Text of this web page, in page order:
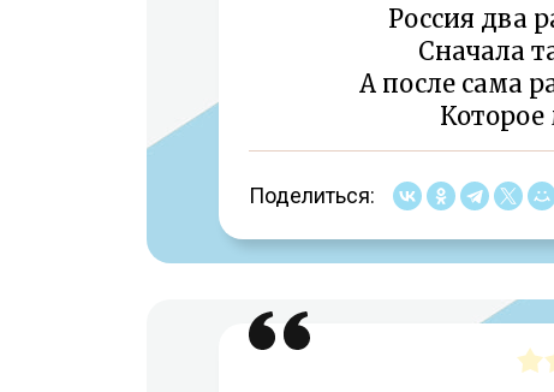
Россия два
Сначала
А после сама
Которое
Поделиться: